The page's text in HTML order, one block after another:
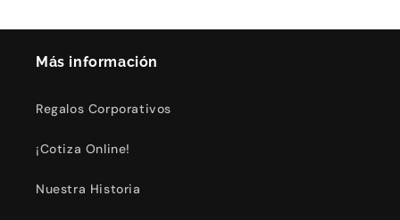
Más información
Regalos Corporativos
¡Cotiza Online!
Nuestra Historia